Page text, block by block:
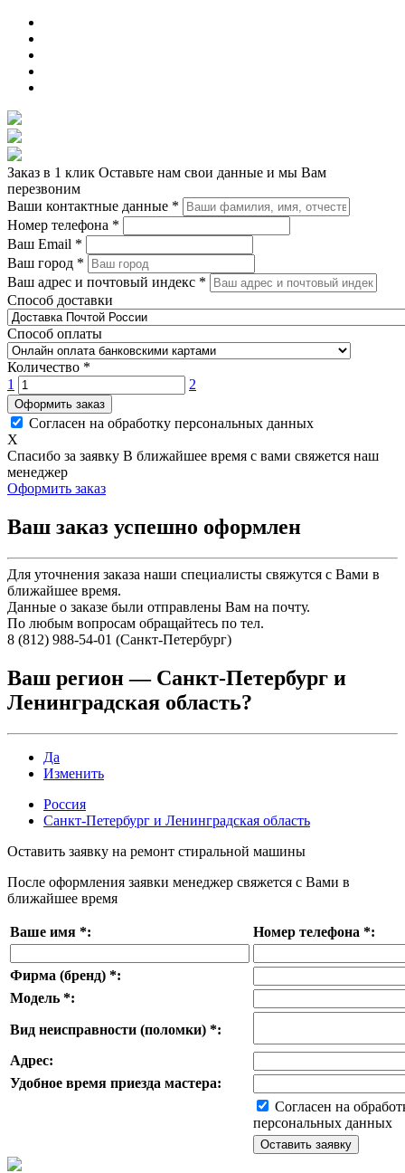
Заказ в 1 клик Оставьте нам свои данные и мы Вам
перезвоним
Ваши контактные данные *
Номер телефона *
Ваш Email *
Ваш город *
Ваш адрес и почтовый индекс *
Способ доставки
Способ оплаты
Количество *
1
2
Оформить заказ
Согласен на обработку персональных данных
X
Спасибо за заявку В ближайшее время с вами свяжется наш
менеджер
Оформить заказ
Ваш заказ успешно оформлен
Для уточнения заказа наши специалисты свяжутся с Вами в
ближайшее время.
Данные о заказе были отправлены Вам на почту.
По любым вопросам обращайтесь по тел.
8 (812) 988-54-01 (Санкт-Петербург)
Ваш регион — Санкт-Петербург и
Ленинградская область?
Да
Изменить
Россия
Санкт-Петербург и Ленинградская область
Оставить заявку на ремонт стиральной машины
После оформления заявки менеджер свяжется с Вами в
ближайшее время
Ваше имя *: Номер телефона *:
Фирма (бренд) *:
Модель *:
Вид неисправности (поломки) *:
Адрес:
Удобное время приезда мастера:
Согласен на
персональных данных